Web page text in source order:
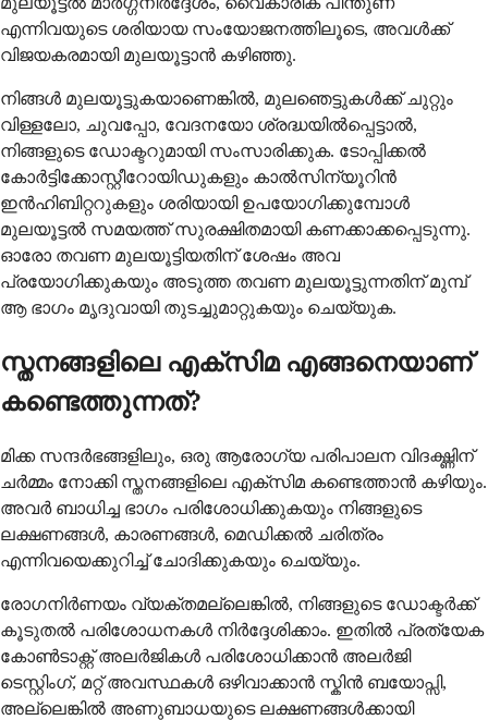
എന്നിവയുടെ ശരിയായ സംയോജനത്തിലൂടെ, അവൾക്ക്
വിജയകരമായി മുലയൂട്ടാൻ കഴിഞ്ഞു.
നിങ്ങൾ മുലയൂട്ടുകയാണെങ്കിൽ, മുലഞെട്ടുകൾക്ക് ചുറ്റും
വിള്ളലോ, ചുവപ്പോ, വേദനയോ ശ്രദ്ധയിൽപ്പെട്ടാൽ,
നിങ്ങളുടെ ഡോക്ടറുമായി സംസാരിക്കുക. ടോപ്പിക്കൽ
കോർട്ടിക്കോസ്റ്റീറോയിഡുകളും കാൽസിന്യൂറിൻ
ഇൻഹിബിറ്ററുകളും ശരിയായി ഉപയോഗിക്കുമ്പോൾ
മുലയൂട്ടൽ സമയത്ത് സുരക്ഷിതമായി കണക്കാക്കപ്പെടുന്നു.
ഓരോ തവണ മുലയൂട്ടിയതിന് ശേഷം അവ
പ്രയോഗിക്കുകയും അടുത്ത തവണ മുലയൂട്ടുന്നതിന് മുമ്പ്
ആ ഭാഗം മൃദുവായി തുടച്ചുമാറ്റുകയും ചെയ്യുക.
സ്തനങ്ങളിലെ എക്സിമ എങ്ങനെയാണ്
കണ്ടെത്തുന്നത്?
മിക്ക സന്ദർഭങ്ങളിലും, ഒരു ആരോഗ്യ പരിപാലന വിദഗ്ദ്ധിന്
ചർമ്മം നോക്കി സ്തനങ്ങളിലെ എക്സിമ കണ്ടെത്താൻ കഴിയും.
അവർ ബാധിച്ച ഭാഗം പരിശോധിക്കുകയും നിങ്ങളുടെ
ലക്ഷണങ്ങൾ, കാരണങ്ങൾ, മെഡിക്കൽ ചരിത്രം
എന്നിവയെക്കുറിച്ച് ചോദിക്കുകയും ചെയ്യും.
രോഗനിർണയം വ്യക്തമല്ലെങ്കിൽ, നിങ്ങളുടെ ഡോക്ടർക്ക്
കൂടുതൽ പരിശോധനകൾ നിർദ്ദേശിക്കാം. ഇതിൽ പ്രത്യേക
കോൺടാക്റ്റ് അലർജികൾ പരിശോധിക്കാൻ അലർജി
ടെസ്റ്റിംഗ്, മറ്റ് അവസ്ഥകൾ ഒഴിവാക്കാൻ സ്കിൻ ബയോപ്സി,
അല്ലെങ്കിൽ അണുബാധയുടെ ലക്ഷണങ്ങൾക്കായി